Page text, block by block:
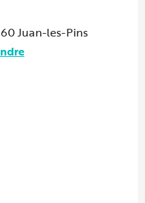
Juan-les-Pins